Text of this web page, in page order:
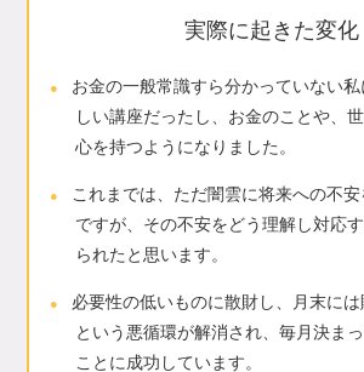
study 4 生きがいとタイムマネジメント
9-4-2 どのような時に生きがいを感じる
9-4-3 生きがいを実現できる仕事
vol.10 住まいと暮らしのマネープラン
study 1 後悔しないマイホーム購入の判
10-1-2 購入と賃貸はどちらが得か
10-1-3 新築と中古はどちらが得か
実際に起きた変化
お金の一般常識すら分かっていない
しい講座だったし、お金のことや、
心を持つようになりました。
これまでは、ただ闇雲に将来への不
ですが、その不安をどう理解し対応
られたと思います。
必要性の低いものに散財し、月末に
という悪循環が解消され、毎月決ま
ことに成功しています。